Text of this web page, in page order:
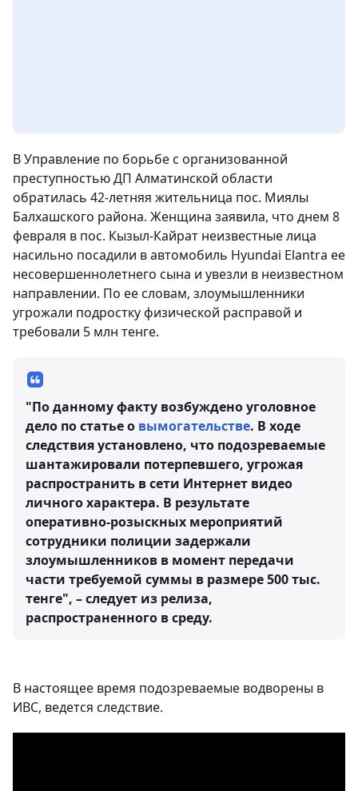
В Управление по борьбе с организованной
преступностью ДП Алматинской области
обратилась 42-летняя жительница пос. Миялы
Балхашского района. Женщина заявила, что днем 8
февраля в пос. Кызыл-Кайрат неизвестные лица
насильно посадили в автомобиль Hyundai Elantra ее
несовершеннолетнего сына и увезли в неизвестном
направлении. По ее словам, злоумышленники
угрожали подростку физической расправой и
требовали 5 млн тенге.
"По данному факту возбуждено уголовное
дело по статье о вымогательстве. В ходе
следствия установлено, что подозреваемые
шантажировали потерпевшего, угрожая
распространить в сети Интернет видео
личного характера. В результате
оперативно-розыскных мероприятий
сотрудники полиции задержали
злоумышленников в момент передачи
части требуемой суммы в размере 500 тыс.
тенге", – следует из релиза,
распространенного в среду.
В настоящее время подозреваемые водворены в
ИВС, ведется следствие.